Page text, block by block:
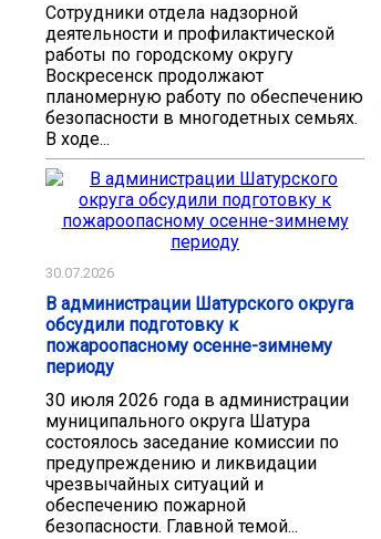
Сотрудники отдела надзорной
деятельности и профилактической
работы по городскому округу
Воскресенск продолжают
планомерную работу по обеспечению
безопасности в многодетных семьях.
В ходе...
30.07.2026
В администрации Шатурского округа
обсудили подготовку к
пожароопасному осенне-зимнему
периоду
30 июля 2026 года в администрации
муниципального округа Шатура
состоялось заседание комиссии по
предупреждению и ликвидации
чрезвычайных ситуаций и
обеспечению пожарной
безопасности. Главной темой...